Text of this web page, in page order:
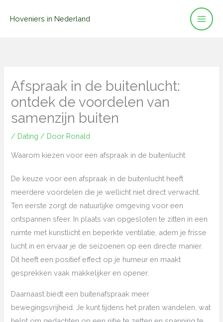
naarHoveniers in Nederland
Afspraak in de buitenlucht:
ontdek de voordelen van
samenzijn buiten
/ Dating / Door Ronald
Waarom kiezen voor een afspraak in de buitenlucht
De keuze voor een afspraak in de buitenlucht heeft
meerdere voordelen die je wellicht niet direct verwacht.
Ten eerste zorgt de natuurlijke omgeving voor een
ontspannen sfeer. In plaats van opgesloten te zitten in een
ruimte met kunstlicht en beperkte ventilatie, adem je frisse
lucht in en ervaar je de seizoenen op een directe manier.
Dit heeft een positief effect op je humeur en maakt
gesprekken vaak makkelijker en opener.
Daarnaast biedt een buitenafspraak meer
bewegingsvrijheid. Je kunt tijdens het praten wandelen, wat